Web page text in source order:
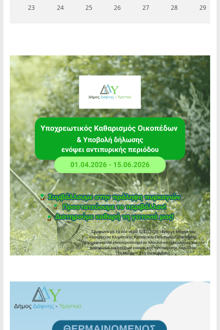
23 24 25 26 27 28 29